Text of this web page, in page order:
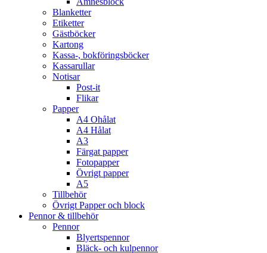
Blanketter
Etiketter
Gästböcker
Kartong
Kassa-, bokföringsböcker
Kassarullar
Notisar
Post-it
Flikar
Papper
A4 Ohålat
A4 Hålat
A3
Färgat papper
Fotopapper
Övrigt papper
A5
Tillbehör
Övrigt Papper och block
Pennor & tillbehör
Pennor
Blyertspennor
Bläck- och kulpennor